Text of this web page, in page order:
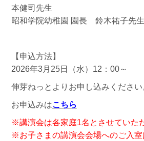
本健司先生
昭和学院幼稚園 園長 鈴木祐子先生
【申込方法】
2026年3月25日（水）12：00～
伸芽ねっとよりお申し込みください
お申込みはこちら
※講演会は各家庭1名とさせていた
※お子さまの講演会会場へのご入室